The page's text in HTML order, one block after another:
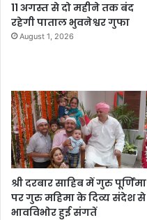
11 अगस्त से दो महीने तक बंद
रहेगी पाताल भुवनेश्वर गुफा
August 1, 2026
श्री दरबार साहिब में गुरु पूर्णिमा
पर गुरु महिमा के दिव्य संदेश से
भावविभोर हुई संगतें